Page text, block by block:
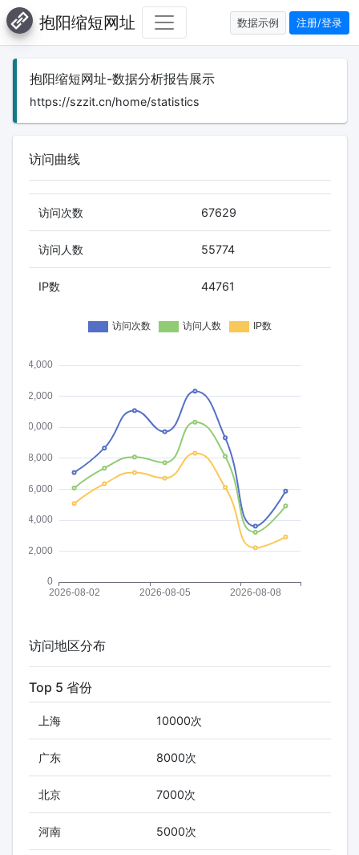
抱阳缩短网址 数据示例 注册/登录
抱阳缩短网址-数据分析报告展示
https://szzit.cn/home/statistics
访问曲线
访问次数 67629
访问人数 55774
IP数 44761
访问地区分布
Top 5 省份
上海 10000次
广东 8000次
北京 7000次
河南 5000次